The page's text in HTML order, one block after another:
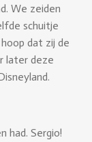
We zeiden
schuitje
dat zij de
later deze
had. Sergio!